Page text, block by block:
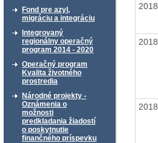
Fond pre azyl,
migráciu a integráciu
Integrovaný
regionálny operačný
program 2014 - 2020
Operačný program
Kvalita životného
prostredia
Národné projekty -
Oznámenia o
možnosti
predkladania žiadostí
o poskytnutie
finančného príspevku